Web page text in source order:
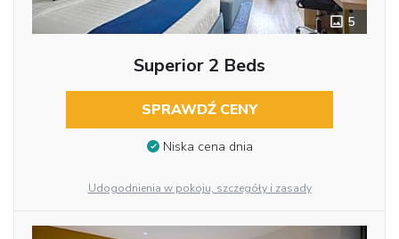
5
Superior 2 Beds
SPRAWDŹ CENY
Niska cena dnia
Udogodnienia w pokoju, szczegóły i zasady